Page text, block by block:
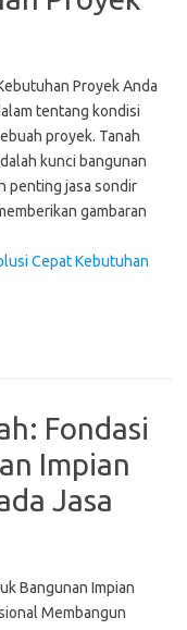
Proyek Anda
tentang kondisi
proyek. Tanah
kunci bangunan
penting jasa sondir
gambaran
Cepat Kebutuhan
Fondasi
Impian
Jasa
Bangunan Impian
Membangun